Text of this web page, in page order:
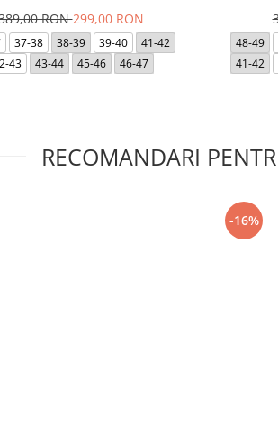
RON299,00 RON
37-38 38-39 39-40
41-42
43
43-44 45-46 46-47
48-49
41-42
RECOMANDARI
-16%